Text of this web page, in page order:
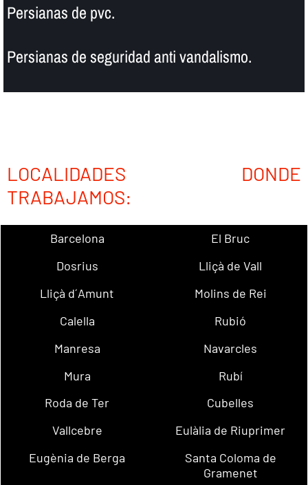
Persianas de pvc.
Persianas de seguridad anti vandalismo.
LOCALIDADES DONDE
TRABAJAMOS:
Barcelona
El Bruc
Dosrius
Lliçà de Vall
Lliçà d´Amunt
Molins de Rei
Calella
Rubió
Manresa
Navarcles
Mura
Rubí
Roda de Ter
Cubelles
Vallcebre
Eulàlia de Riuprimer
Eugènia de Berga
Santa Coloma de
Gramenet